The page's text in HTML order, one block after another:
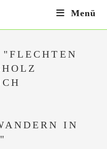
Menü
IN